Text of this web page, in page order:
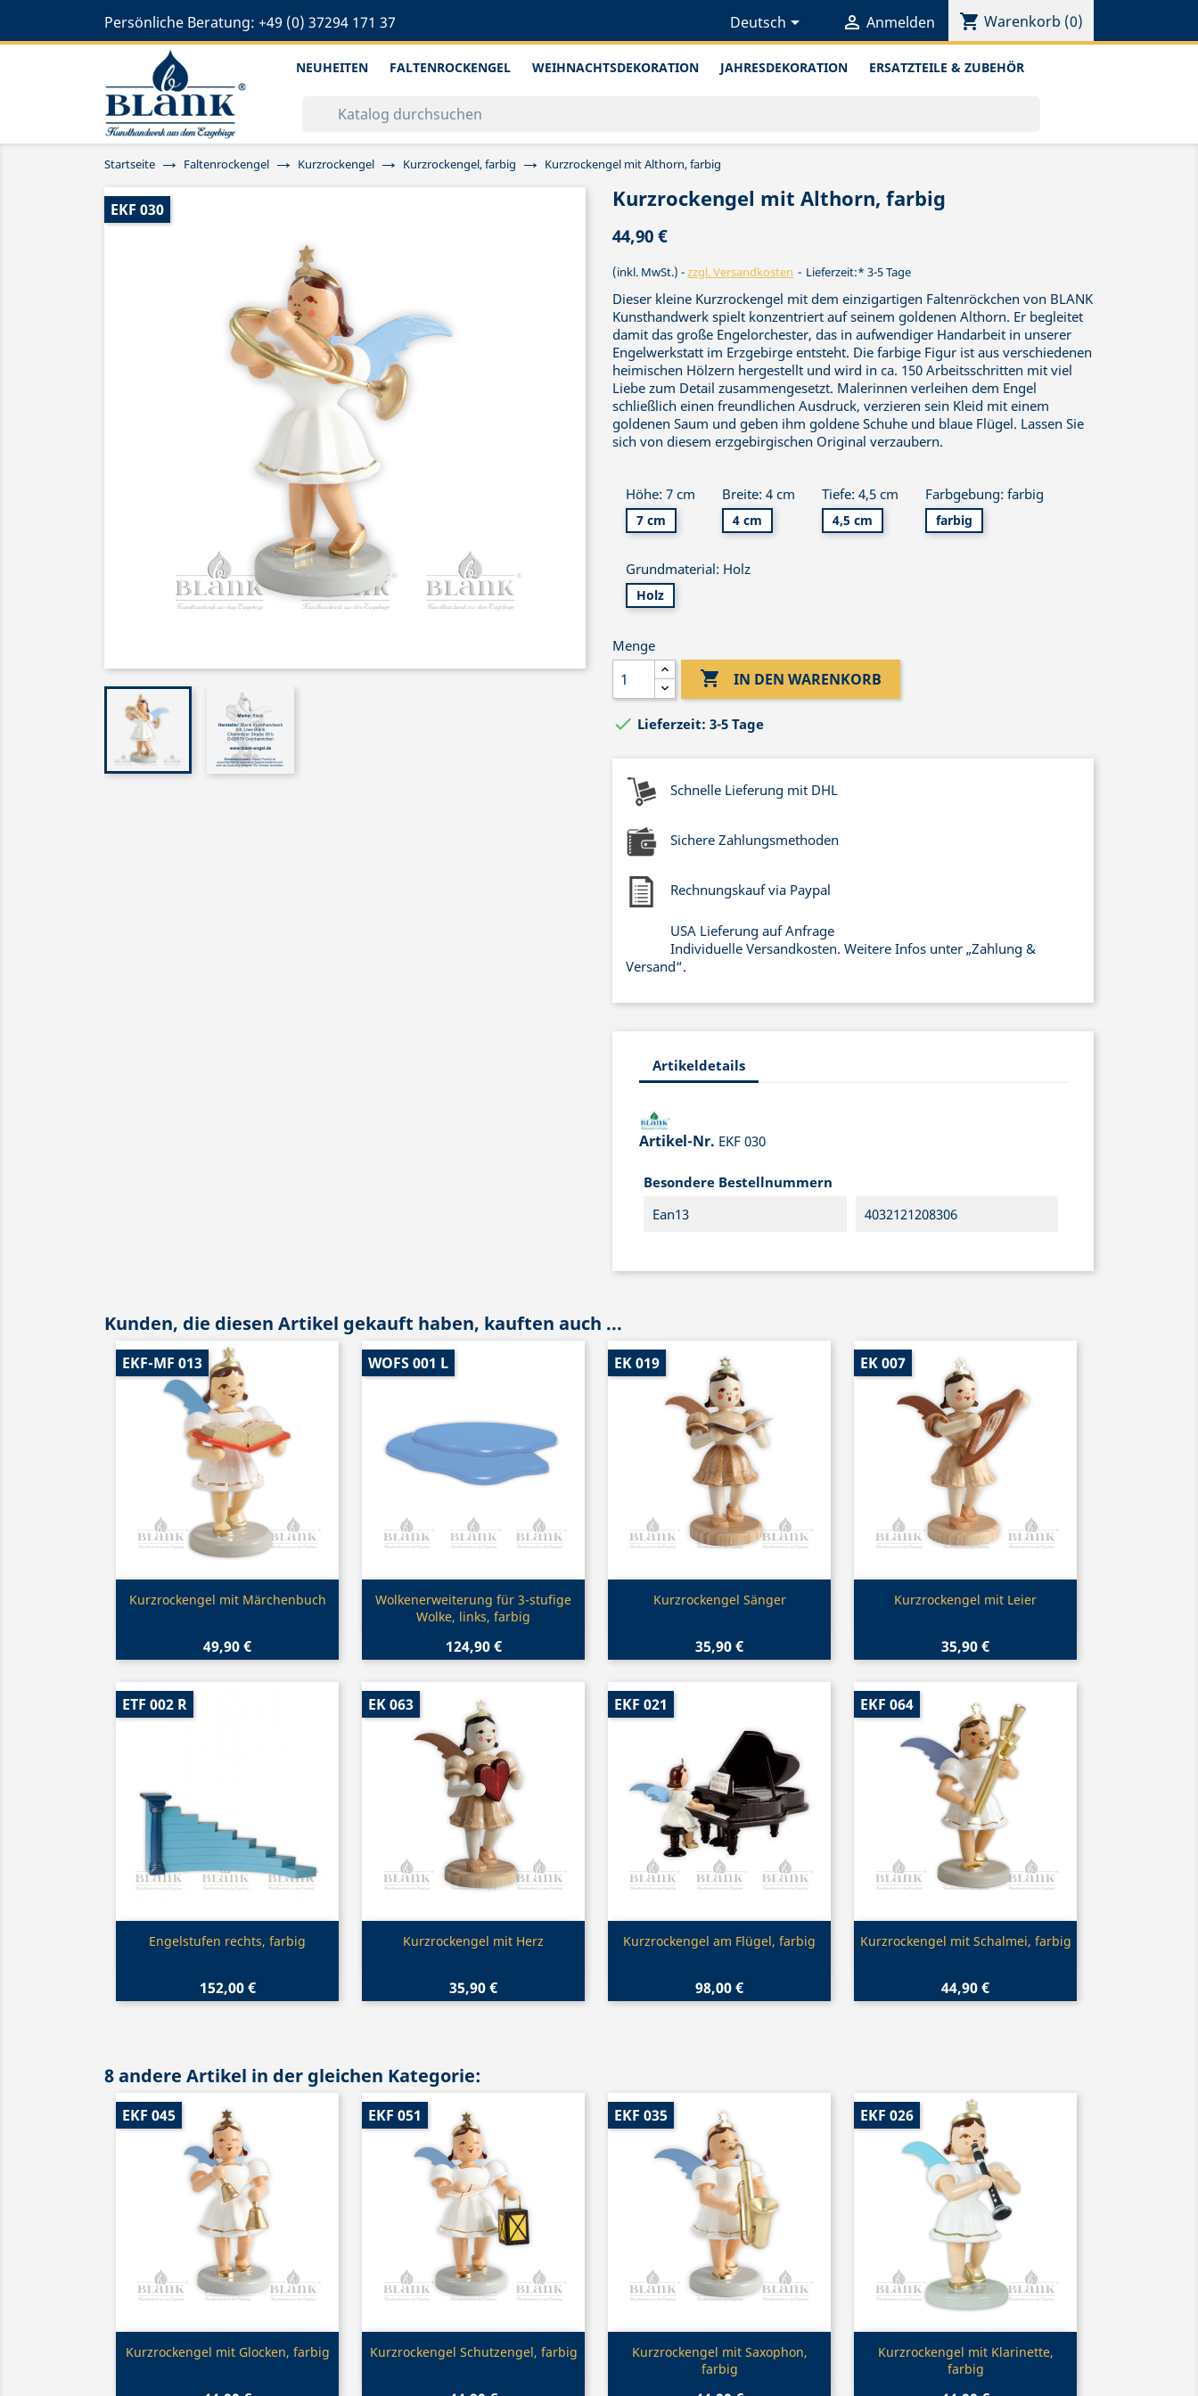
Persönliche Beratung: +49 (0) 37294 171 37 Deutsch  Anmelden shopping_cart Warenkorb (0)
NEUHEITEN FALTENROCKENGEL WEIHNACHTSDEKORATION JAHRESDEKORATION ERSATZTEILE & ZUBEHÖR
Startseite Faltenrockengel Kurzrockengel Kurzrockengel, farbig Kurzrockengel mit Althorn, farbig
EKF 030 Kurzrockengel mit Althorn, farbig
44,90 €
(inkl. MwSt.) zzgl. Versandkosten Lieferzeit:* 3-5 Tage
Dieser kleine Kurzrockengel mit dem einzigartigen Faltenröckchen von BLANK
Kunsthandwerk spielt konzentriert auf seinem goldenen Althorn. Er begleitet
damit das große Engelorchester, das in aufwendiger Handarbeit in unserer
Engelwerkstatt im Erzgebirge entsteht. Die farbige Figur ist aus verschiedenen
heimischen Hölzern hergestellt und wird in ca. 150 Arbeitsschritten mit viel
Liebe zum Detail zusammengesetzt. Malerinnen verleihen dem Engel
schließlich einen freundlichen Ausdruck, verzieren sein Kleid mit einem
goldenen Saum und geben ihm goldene Schuhe und blaue Flügel. Lassen Sie
sich von diesem erzgebirgischen Original verzaubern.
Höhe: 7 cm
7 cm
Breite: 4 cm
4 cm
Tiefe: 4,5 cm
4,5 cm
Farbgebung: farbig
farbig
Grundmaterial: Holz
Holz
Menge
 IN DEN WARENKORB
 Lieferzeit: 3-5 Tage
Schnelle Lieferung mit DHL
Sichere Zahlungsmethoden
Rechnungskauf via Paypal
USA Lieferung auf Anfrage
Individuelle Versandkosten. Weitere Infos unter „Zahlung &
Versand“.
Artikeldetails
Artikel-Nr. EKF 030
Besondere Bestellnummern
Ean13
4032121208306
Kunden, die diesen Artikel gekauft haben, kauften auch ...
Vorschau
Kurzrockengel mit Märchenbuch
49,90 €
EKF-MF 013
Vorschau
Wolkenerweiterung für 3-stufige
Wolke, links, farbig
124,90 €
WOFS 001 L
Vorschau
Kurzrockengel Sänger
35,90 €
EK 019
Vorschau
Kurzrockengel mit Leier
35,90 €
EK 007
Vorschau
Engelstufen rechts, farbig
152,00 €
ETF 002 R
Vorschau
Kurzrockengel mit Herz
35,90 €
EK 063
Vorschau
Kurzrockengel am Flügel, farbig
98,00 €
EKF 021
Vorschau
Kurzrockengel mit Schalmei, farbig
44,90 €
EKF 064
8 andere Artikel in der gleichen Kategorie:
Vorschau
Kurzrockengel mit Glocken, farbig
EKF 045
Vorschau
Kurzrockengel Schutzengel, farbig
EKF 051
Vorschau
Kurzrockengel mit Saxophon,
farbig
EKF 035
Vorschau
Kurzrockengel mit Klarinette,
farbig
EKF 026